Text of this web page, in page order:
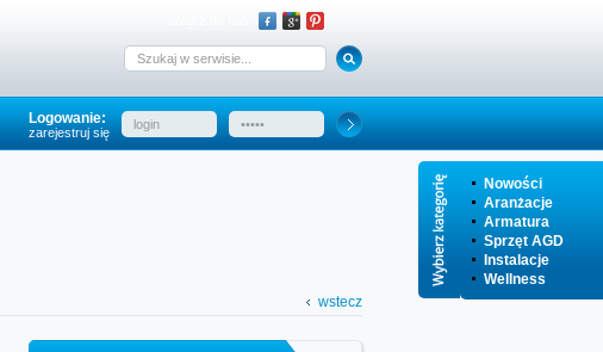
Nowości
Aranżacje
Armatura
Sprzęt AGD
Instalacje
Wellness
Logowanie:
zarejestruj się
wstecz